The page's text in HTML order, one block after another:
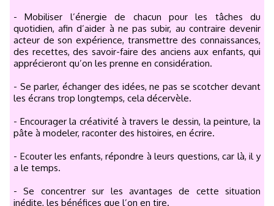
- Mobiliser l’énergie de chacun pour les tâches du
quotidien, afin d’aider à ne pas subir, au contraire devenir
acteur de son expérience, transmettre des connaissances,
des recettes, des savoir-faire des anciens aux enfants, qui
apprécieront qu’on les prenne en considération.
- Se parler, échanger des idées, ne pas se scotcher devant
les écrans trop longtemps, cela décervèle.
- Encourager la créativité à travers le dessin, la peinture, la
pâte à modeler, raconter des histoires, en écrire.
- Ecouter les enfants, répondre à leurs questions, car là, il y
a le temps.
- Se concentrer sur les avantages de cette situation
inédite, les bénéfices que l’on en tire.